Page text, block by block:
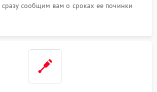
сообщим вам о сроках ее починки